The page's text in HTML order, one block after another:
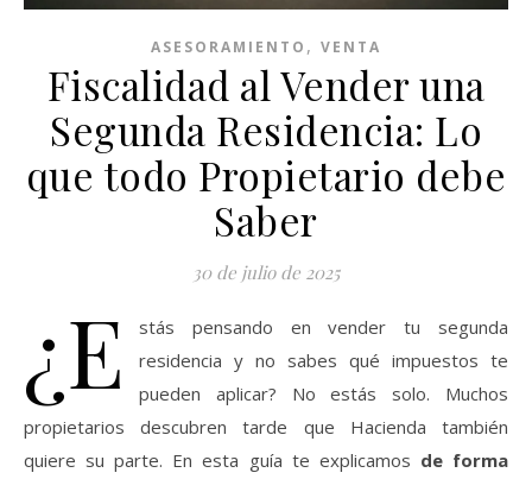
ASESORAMIENTO , VENTA
Fiscalidad al Vender una
Segunda Residencia: Lo
que todo Propietario debe
Saber
30 de julio de 2025
¿E
stás pensando en vender tu segunda
residencia y no sabes qué impuestos te
pueden aplicar? No estás solo. Muchos
propietarios descubren tarde que Hacienda también
quiere su parte. En esta guía te explicamos de forma